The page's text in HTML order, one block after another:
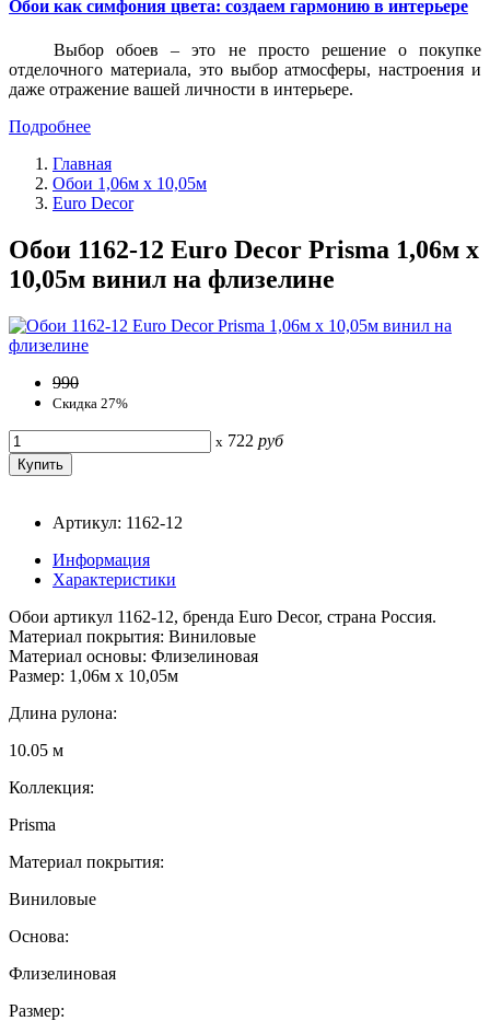
Обои как симфония цвета: создаем гармонию в интерьере
Выбор обоев – это не просто решение о покупке
отделочного материала, это выбор атмосферы, настроения и
даже отражение вашей личности в интерьере.
Подробнее
Главная
Обои 1,06м х 10,05м
Euro Decor
Обои 1162-12 Euro Decor Prisma 1,06м х
10,05м винил на флизелине
990
Скидка 27%
x 722 руб
Артикул: 1162-12
Информация
Характеристики
Обои артикул 1162-12, бренда Euro Decor, страна Россия.
Материал покрытия: Виниловые
Материал основы: Флизелиновая
Размер: 1,06м х 10,05м
Длина рулона:
10.05 м
Коллекция:
Prisma
Материал покрытия:
Виниловые
Основа:
Флизелиновая
Размер: